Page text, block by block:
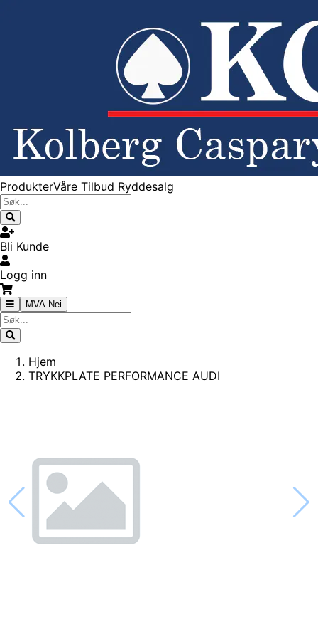
ProdukterVåre Tilbud Ryddesalg
Bli Kunde
Logg inn
MVA Nei
Hjem
TRYKKPLATE PERFORMANCE AUDI